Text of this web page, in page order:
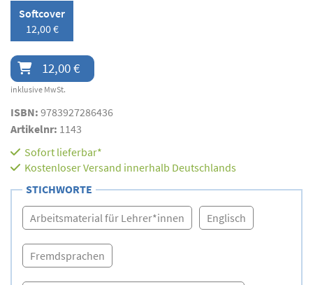
Softcover
12,00 €
12,00 €
inklusive MwSt.
ISBN: 9783927286436
Artikelnr: 1143
Sofort lieferbar*
Kostenloser Versand innerhalb Deutschlands
STICHWORTE
Arbeitsmaterial für Lehrer*innen Englisch
Fremdsprachen